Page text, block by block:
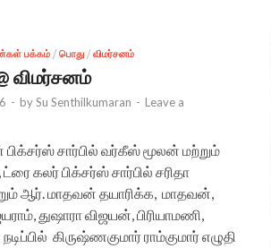
பக்கம் / பொது / விமர்சனம்
விமர்சனம்
- bySu Senthilkumaran - Leave a
சார்பில் வர்கீஸ் மூலன் மற்றும்
கலர் பிக்சர்ஸ் சார்பில் சரிதா
ஆர். மாதவன் தயாரிக்க, மாதவன்,
துஷாரா விஜயன், பிரியாமணி,
கிருஷ்ணகுமார் ராம்குமார் எழுதி